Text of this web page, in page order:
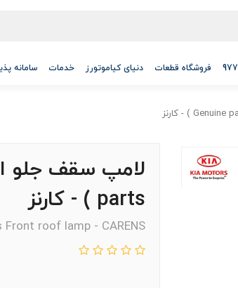
فروشگاه قطعات دنیای کیاموتورز خدمات سامانه
parts ) - کارنز
roof lamp - CARENS